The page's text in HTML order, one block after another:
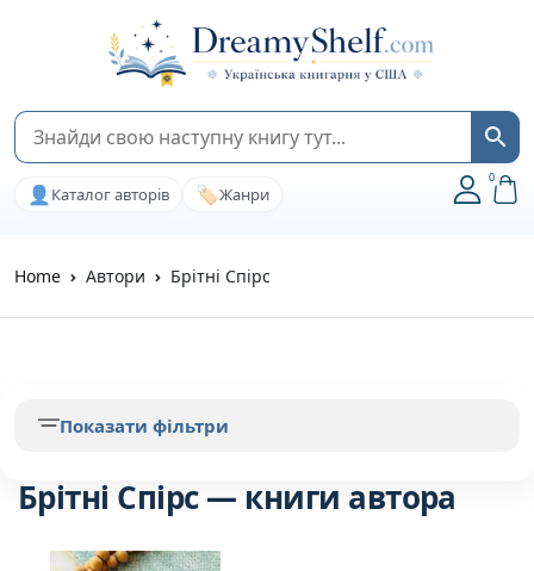
👤 Каталог авторів 🏷️Жанри
0
Home Автори Брітні Спірс
Брітні Спірс — книги автора
Показати фільтри